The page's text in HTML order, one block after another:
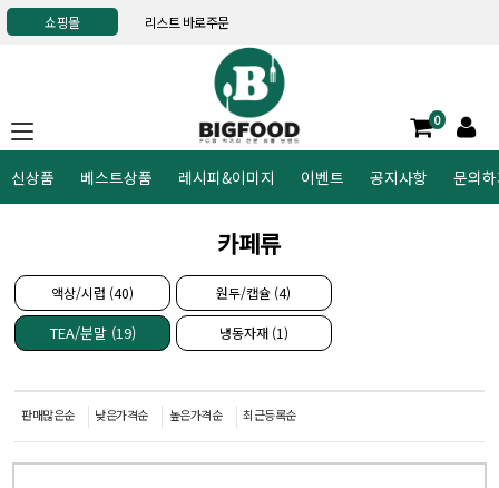
쇼핑몰 리스트 바로주문
0
신상품 베스트상품 레시피&이미지 이벤트 공지사항 문의
카페류
액상/시럽 (40) 원두/캡슐 (4)
TEA/분말 (19) 냉동자재 (1)
판매많은순 낮은가격순 높은가격순 최근등록순